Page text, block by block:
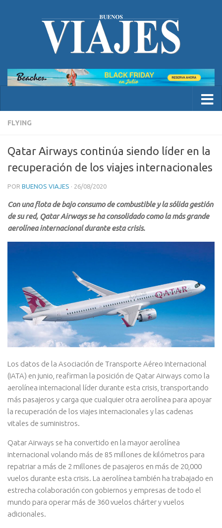
FLYING
Qatar Airways continúa siendo líder en la
recuperación de los viajes internacionales
POR BUENOS VIAJES · 26/08/2020
Con una flota de bajo consumo de combustible y la sólida gestión
de su red, Qatar Airways se ha consolidado como la más grande
aerolínea internacional durante esta crisis.
Los datos de la Asociación de Transporte Aéreo Internacional
(IATA) en junio, reafirman la posición de Qatar Airways como la
aerolínea internacional líder durante esta crisis, transportando
más pasajeros y carga que cualquier otra aerolínea para apoyar
la recuperación de los viajes internacionales y las cadenas
vitales de suministros.
Qatar Airways se ha convertido en la mayor aerolínea
internacional volando más de 85 millones de kilómetros para
repatriar a más de 2 millones de pasajeros en más de 20,000
vuelos durante esta crisis. La aerolínea también ha trabajado en
estrecha colaboración con gobiernos y empresas de todo el
mundo para operar más de 360 vuelos chárter y vuelos
adicionales.